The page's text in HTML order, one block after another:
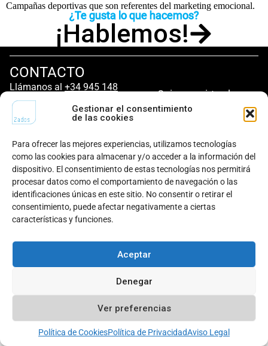
Gestionar el consentimiento
de las cookies
Para ofrecer las mejores experiencias, utilizamos tecnologías
como las cookies para almacenar y/o acceder a la información del
dispositivo. El consentimiento de estas tecnologías nos permitirá
procesar datos como el comportamiento de navegación o las
identificaciones únicas en este sitio. No consentir o retirar el
consentimiento, puede afectar negativamente a ciertas
características y funciones.
Aceptar
Denegar
Ver preferencias
Política de CookiesPolítica de PrivacidadAviso Legal
Campañas deportivas que son referentes del marketing emocional.
¿Te gusta lo que hacemos?
¡Hablemos!
CONTACTO
Llámanos al +34 945 148
442
Escríbenos a
hola@2ados.es
Mariturri, 42 | 01015 Vitoria-
Gasteiz.
LinkedIn
¿Quieres unirte al
equipo?